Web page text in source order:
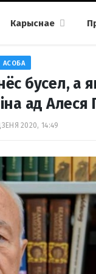
Карыснае
АСОБА
бусел, а
ад Алеся
2020, 14:49